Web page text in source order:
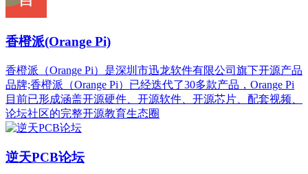
香橙派(Orange Pi)
香橙派（Orange Pi）是深圳市迅龙软件有限公司旗下开源产品
品牌;香橙派（Orange Pi）已经迭代了30多款产品，Orange Pi
目前已形成涵盖开源硬件、开源软件、开源芯片、配套视频、
论坛社区的完整开源教育生态圈
逆天PCB论坛